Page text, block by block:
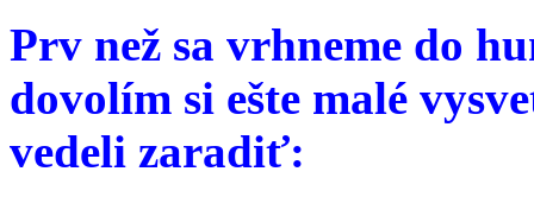
Prv než sa vrhneme do
dovolím si ešte malé
vedeli zaradiť: